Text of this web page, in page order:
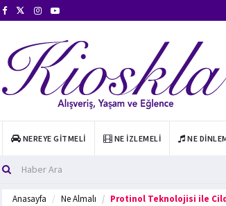
NEREYE GITMELI NE İZLEMELI NE
Anasayfa Ne Almalı Protinol Teknolojisi ile